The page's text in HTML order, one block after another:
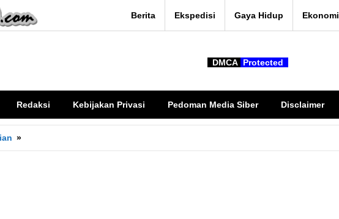
Berita Ekspedisi Gaya Hidup Ekonomi
DMCA Protected
Redaksi Kebijakan Privasi Pedoman Media Siber Disclaimer
»
Arti